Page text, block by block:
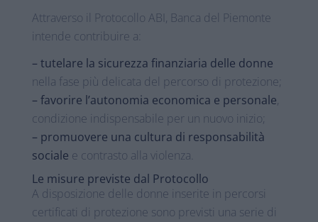
Attraverso il Protocollo ABI, Banca del Piemonte
intende contribuire a:
– tutelare la sicurezza finanziaria delle donne
nella fase più delicata del percorso di protezione;
– favorire l’autonomia economica e personale,
condizione indispensabile per un nuovo inizio;
– promuovere una cultura di responsabilità
sociale e contrasto alla violenza.
Le misure previste dal Protocollo
A disposizione delle donne inserite in percorsi
certificati di protezione sono previsti una serie di